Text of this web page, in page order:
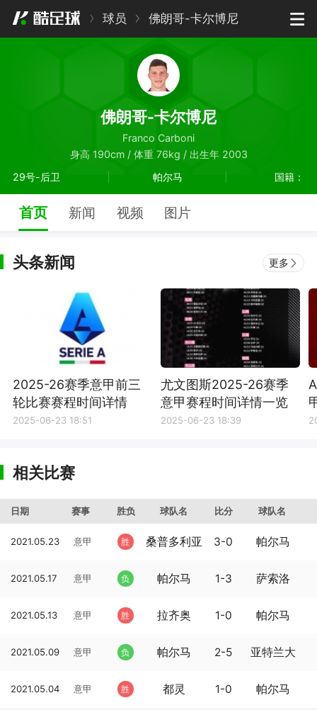
球员 佛朗哥-卡尔博尼
佛朗哥-卡尔博尼
Franco Carboni
身高 190cm / 体重 76kg / 出生年 2003
29号-后卫
帕尔马 国籍：
首页 新闻 视频 图片
头条新闻 更多
2025-26赛季意甲前三
轮比赛赛程时间详情
2025-06-23 18:51
尤文图斯2025-26赛季
意甲赛程时间详情一览
2025-06-23 18:39
相关比赛
日期 赛事 胜负 球队名 比分 球队名
2021.05.23 意甲 胜 桑普多利亚 3-0 帕尔马
2021.05.17 意甲 负 帕尔马 1-3 萨索洛
2021.05.13 意甲 胜 拉齐奥 1-0 帕尔马
2021.05.09 意甲 负 帕尔马 2-5 亚特兰大
2021.05.04 意甲 胜 都灵 1-0 帕尔马